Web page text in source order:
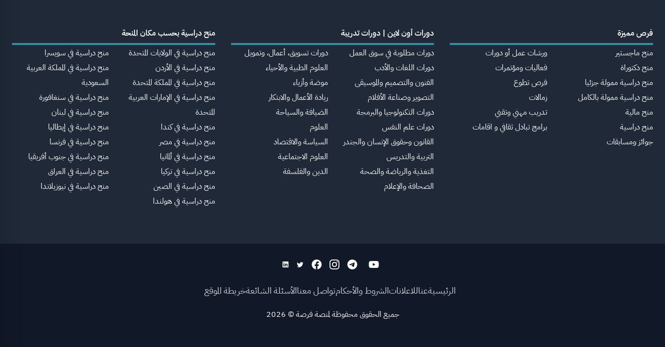
فرص مميزة
منح ماجستير
منح دكتوراة
منح دراسية ممولة جزئيا
منح دراسية ممولة بالكامل
منح مالية
منح دراسية
جوائز ومسابقات
ورشات عمل أو دورات
فعاليات ومؤتمرات
فرص تطوع
زمالات
تدريب مهني وتقني
برامج تبادل ثقافي و اقامات
دورات أون لاين | دورات تدريبة
دورات مطلوبة في سوق العمل
دورات اللغات والأدب
الفنون والتصميم والموسيقى
التصوير وصناعة الأفلام
دورات التكنولوجيا والبرمجة
دورات علم النفس
القانون وحقوق الإنسان والجندر
التربية والتدريس
التغذية والرياضة والصحة
الصحافة والإعلام
دورات تسويق، أعمال، وتمويل
العلوم الطبية والأحياء
موضة وأزياء
ريادة الأعمال والابتكار
الضيافة والسياحة
العلوم
السياسة والاقتصاد
العلوم الاجتماعية
الدين والفلسفة
منح دراسية بحسب مكان المنحة
منح دراسية في الولايات المتحدة
منح دراسية في الأردن
منح دراسية في المملكة المتحدة
منح دراسية في الإمارات العربية
المتحدة
منح دراسية في كندا
منح دراسية في مصر
منح دراسية في ألمانيا
منح دراسية في تركيا
منح دراسية في الصين
منح دراسية في هولندا
منح دراسية في سويسرا
منح دراسية في المملكة العربية
السعودية
منح دراسية في سنغافورة
منح دراسية في لبنان
منح دراسية في إيطاليا
منح دراسية في فرنسا
منح دراسية في جنوب أفريقيا
منح دراسية في العراق
منح دراسية في نيوزيلاندا
الرئيسيةعناللاعلاناتالشروط والأحكامتواصل معناالأسئلة الشائعةخريطة الموقع
جميع الحقوق محفوظة لمنصة فرصة©
2026